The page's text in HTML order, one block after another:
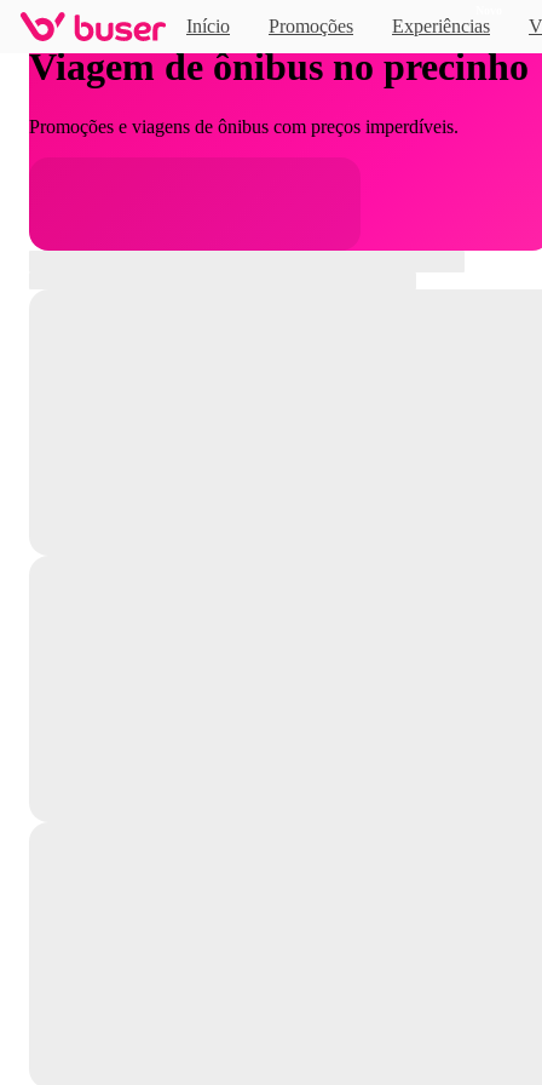
Início Promoções Experiências
Viagem de ônibus no precinho
Promoções e viagens de ônibus com preços imperdíveis.